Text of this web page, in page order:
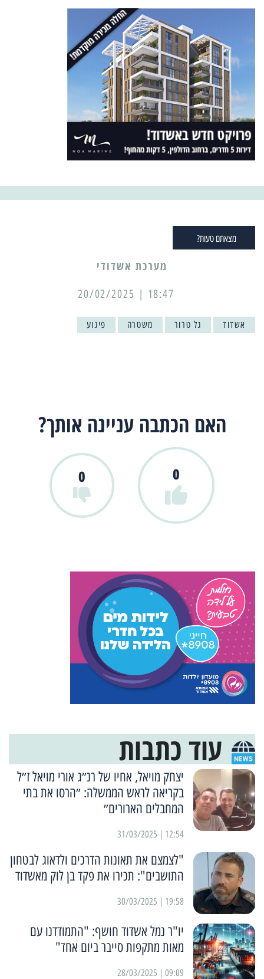
מצאתם טעות?
מערכת אשדודי
18:47 | 20/02/2025
אשדוד גל טרור משטרה פיגוע
האם הכתבה עניינה אותך?
0
0
עוד כתבות
יצחק מויאל, אחיו של רנ״ג אורי מויאל ז״ל
בקריאה לראש הממשלה: ״הרסו את בתי
המחבלים הארורים״
12:54 | 31/03/2025
"לצמצם את תאונות הדרכים ולדאוג לבטחון
התושבים": תכירו את פקד בן לוק מאשדוד
19:58 | 30/03/2025
יו"ר נמל אשדוד חושף: "התמודדנו עם
מאות מתקפות סייבר ביום אחד"
09:09 | 28/03/2025